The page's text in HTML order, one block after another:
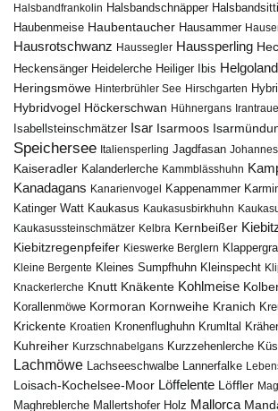
Halsbandfrankolin Halsbandschnäpper
Haubenmeise Haubentaucher Hausammer
Hausrotschwanz Haussegler Haussperling
Heckensänger Heidelerche Heiliger Ibis Helgoland
Heringsmöwe Hinterbrühler See Hirschgarten
Hybridvogel Höckerschwan Hühnergans
Isabellsteinschmätzer Isar Isarmoos
Speichersee Italiensperling Jagdfasan
Kaiseradler Kalanderlerche Kammblässhuhn
Kanadagans Kanarienvogel Kappenammer
Katinger Watt Kaukasus Kaukasusbirkhuhn
Kaukasussteinschmätzer Kelbra Kernbeißer
Kiebitzregenpfeifer Kieswerke Berglern
Kleine Bergente Kleines Sumpfhuhn Kleinspecht
Knackerlerche Knutt Knäkente Kohlmeise
Korallenmöwe Kormoran Kornweihe Kranich
Krickente Kroatien Kronenflughuhn Krumltal
Kuhreiher Kurzschnabelgans Kurzzehenlerche
Lachmöwe Lachseeschwalbe Lannerfalke
Loisach-Kochelsee-Moor Löffelente Löffler
Maghreblerche Mallertshofer Holz Mallorca